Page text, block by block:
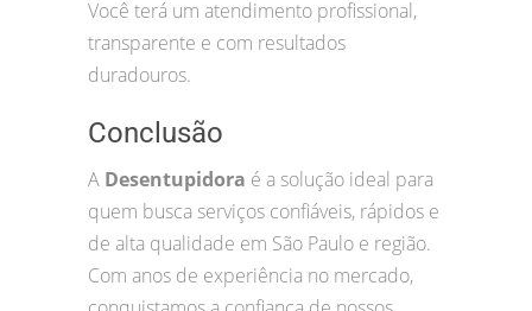
Você terá um atendimento profissional,
transparente e com resultados
duradouros.
Conclusão
A Desentupidora é a solução ideal para
quem busca serviços confiáveis, rápidos e
de alta qualidade em São Paulo e região.
Com anos de experiência no mercado,